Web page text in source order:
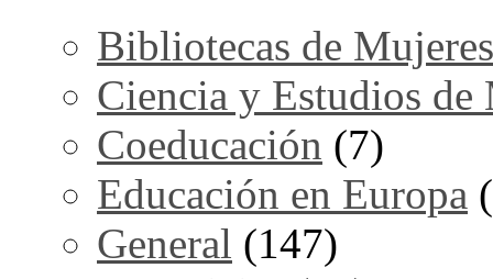
Bibliotecas de Mujeres
Ciencia y Estudios de
Coeducación (7)
Educación en Europa
General (147)